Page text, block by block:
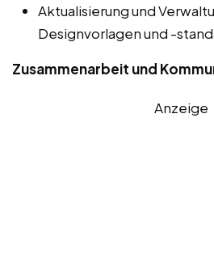
Aktualisierung und
Designvorlagen und -
Zusammenarbeit und
Anzeige